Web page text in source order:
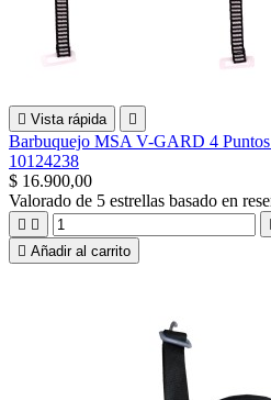
 Vista rápida 
Barbuquejo MSA V-GARD 4 Puntos
10124238
$ 16.900,00
Valorado de 5 estrellas basado en
 
 Añadir al carrito